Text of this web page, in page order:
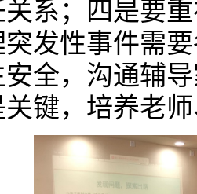
系；四是要
发性事件需
全，沟通辅
键，培养老